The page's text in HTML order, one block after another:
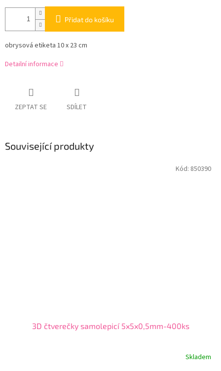
Přidat do košíku
obrysová etiketa 10 x 23 cm
Detailní informace
ZEPTAT SE SDÍLET
Související produkty
3D čtverečky samolepicí 5x5x0,5mm-400ks
Skladem
Kód: 850390